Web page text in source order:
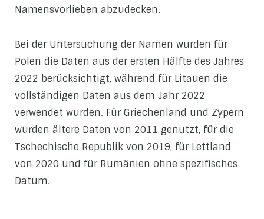
Namensvorlieben abzudecken.
Bei der Untersuchung der Namen wurden für
Polen die Daten aus der ersten Hälfte des Jahres
2022 berücksichtigt, während für Litauen die
vollständigen Daten aus dem Jahr 2022
verwendet wurden. Für Griechenland und Zypern
wurden ältere Daten von 2011 genutzt, für die
Tschechische Republik von 2019, für Lettland
von 2020 und für Rumänien ohne spezifisches
Datum.